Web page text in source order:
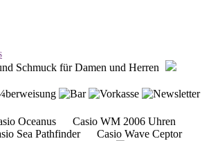
Schmuck für Damen und Herren
Oceanus Casio WM 2006 Uhren
Sea Pathfinder Casio Wave Ceptor